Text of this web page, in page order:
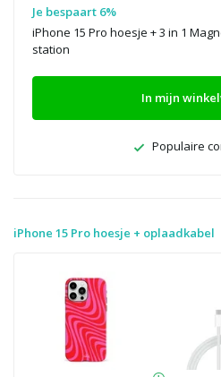
Je bespaart 6%
iPhone 15 Pro hoesje + 3 in 1
station
In mijn
Populaire
iPhone 15 Pro hoesje + oplaadkabel